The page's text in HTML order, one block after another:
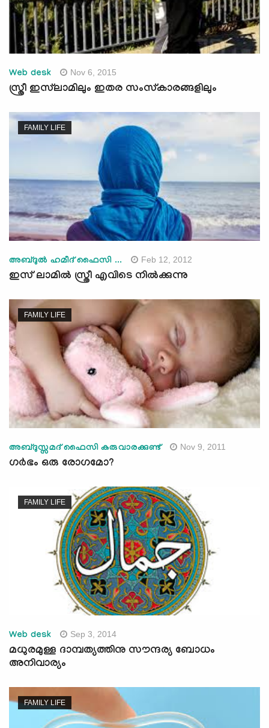
Web desk Nov 6, 2015
സ്ത്രീ ഇസ്‌ലാമിലും ഇതര സംസ്‌കാരങ്ങളിലും
FAMILY LIFE
അബ്ദുല്‍ ഹമീദ് ഫൈസി ... Feb 12, 2012
ഇസ് ലാമില്‍ സ്ത്രീ എവിടെ നില്‍ക്കുന്നു
FAMILY LIFE
അബ്ദുസ്സമദ് ഫൈസി കരുവാരക്കുണ്ട്‌ Nov 9, 2011
ഗര്‍ഭം ഒരു രോഗമോ?
FAMILY LIFE
Web desk Sep 3, 2014
മധുരമുള്ള ദാമ്പത്യത്തിനു സൗന്ദര്യ ബോധം
അനിവാര്യം
FAMILY LIFE